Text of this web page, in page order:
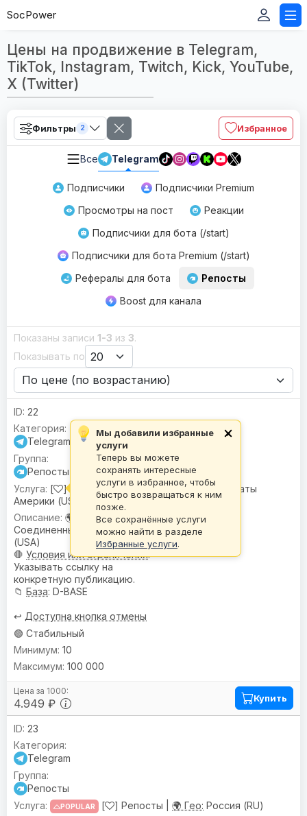
SocPower
Цены на продвижение в Telegram,
TikTok, Instagram, Twitch, Kick, YouTube,
X (Twitter)
Фильтры 2 Избранное
Все Telegram
Подписчики
Подписчики Premium
Просмотры на пост
Реакции
Подписчики для бота (/start)
Подписчики для бота Premium (/start)
Рефералы для бота
Репосты
Boost для канала
Показаны записи 1-3 из 3.
Показывать по
22
Telegram
Репосты
[
] Репосты | 🌍 Гео:Соединенные Штаты
Америки (USA)
🌍
География:
Соединенные Штаты Америки
(USA)
🛑 Условия или ограничения:
Указывать ссылку на
конкретную публикацию.
📁 База: D-BASE
↩️ Доступна кнопка отмены
🟢 Стабильный
4.949 ₽
10
100 000
Купить
23
Telegram
Репосты
POPULAR [ ] Репосты | 🌍 Гео: Россия (RU)
Мы добавили избранные
услуги
Теперь вы можете
сохранять интересные
услуги в избранное, чтобы
быстро возвращаться к ним
позже.
Все сохранённые услуги
можно найти в разделе
Избранные услуги.
×